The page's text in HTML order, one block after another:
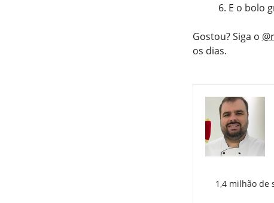
E o bolo
Gostou? Siga o
os dias.
1,4 milhão de